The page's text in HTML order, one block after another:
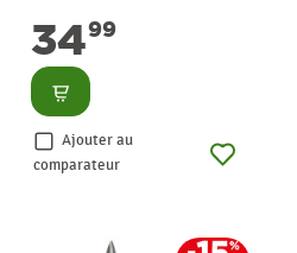
3499
Consulter
Ajouter au
comparateur